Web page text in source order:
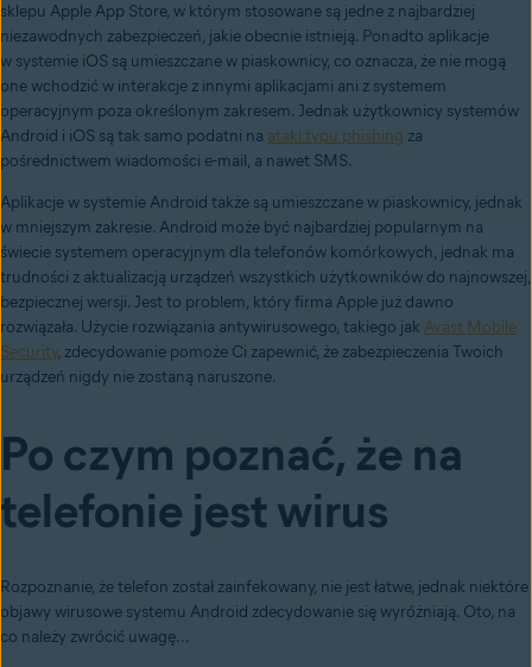
sklepu Apple App Store, w którym stosowane są jedne z najbardziej
niezawodnych zabezpieczeń, jakie obecnie istnieją. Ponadto aplikacje
w systemie iOS są umieszczane w piaskownicy, co oznacza, że nie mogą
one wchodzić w interakcje z innymi aplikacjami ani z systemem
operacyjnym poza określonym zakresem. Jednak użytkownicy systemów
Android i iOS są tak samo podatni na ataki typu phishing za
pośrednictwem wiadomości e-mail, a nawet SMS.
Aplikacje w systemie Android także są umieszczane w piaskownicy, jednak
w mniejszym zakresie. Android może być najbardziej popularnym na
świecie systemem operacyjnym dla telefonów komórkowych, jednak ma
trudności z aktualizacją urządzeń wszystkich użytkowników do najnowszej,
bezpiecznej wersji. Jest to problem, który firma Apple już dawno
rozwiązała. Użycie rozwiązania antywirusowego, takiego jak Avast Mobile
Security, zdecydowanie pomoże Ci zapewnić, że zabezpieczenia Twoich
urządzeń nigdy nie zostaną naruszone.
Po czym poznać, że na
telefonie jest wirus
Rozpoznanie, że telefon został zainfekowany, nie jest łatwe, jednak niektóre
objawy wirusowe systemu Android zdecydowanie się wyróżniają. Oto, na
co należy zwrócić uwagę...